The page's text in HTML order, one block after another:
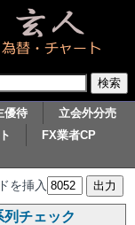
優待
立会外分売
FX業者CP
を挿入
チェック